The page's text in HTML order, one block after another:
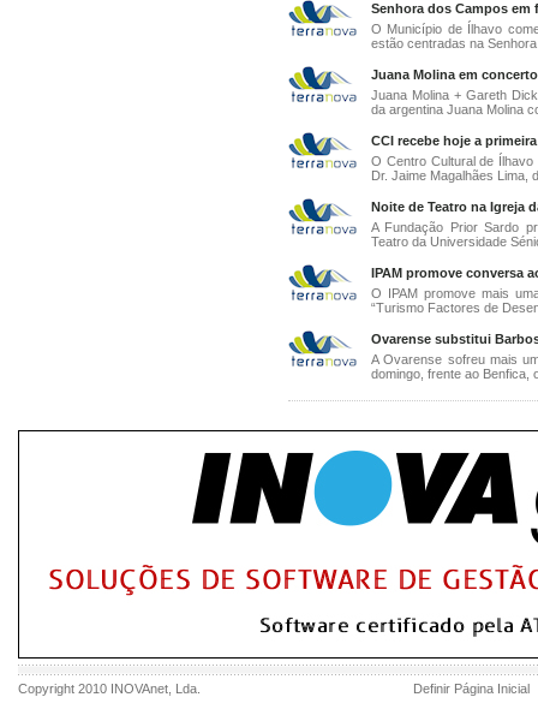
Senhora dos Campos em
O Município de Ílhavo
estão centradas na
Juana Molina em
Juana Molina + Gareth
da argentina Juana Molina
CCI recebe hoje a
O Centro Cultural de
Dr. Jaime Magalhães Lima,
Noite de Teatro na Igreja
A Fundação Prior Sardo
Teatro da Universidade
IPAM promove conversa
O IPAM promove mais
“Turismo Factores de
Ovarense substitui
A Ovarense sofreu mais
domingo, frente ao Benfica,
Copyright 2010 INOVAnet , Lda. Definir Página Inicial